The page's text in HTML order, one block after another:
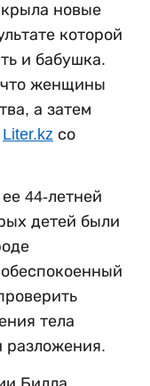
новые
которой
и бабушка.
женщины
а затем
Liter.kz со
44-летней
детей были
тела
разложения.